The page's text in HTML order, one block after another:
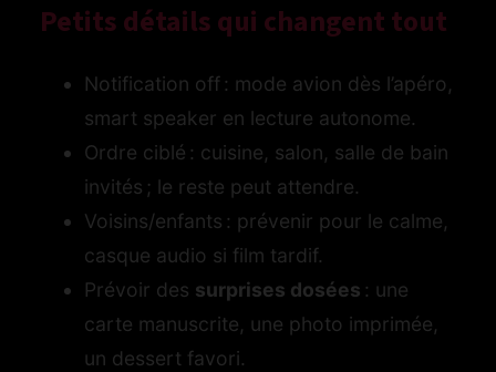
Petits détails qui changent tout
Notification off : mode avion dès l’apéro,
smart speaker en lecture autonome.
Ordre ciblé : cuisine, salon, salle de bain
invités ; le reste peut attendre.
Voisins/enfants : prévenir pour le calme,
casque audio si film tardif.
Prévoir des surprises dosées : une
carte manuscrite, une photo imprimée,
un dessert favori.